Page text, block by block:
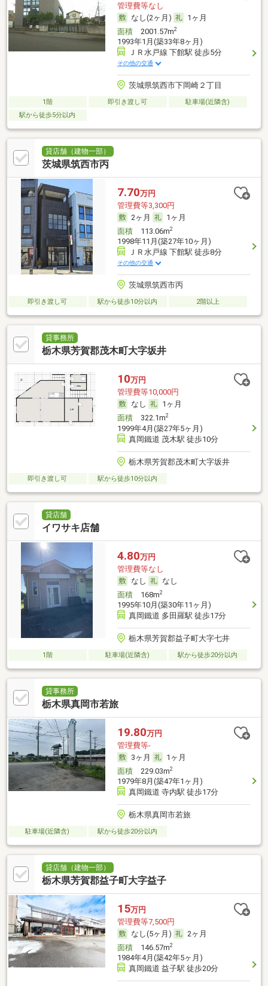
管理費等なし
なし(2ヶ月)
1ヶ月
面積2001.57m2
1993年1月(築33年8ヶ月)
ＪＲ水戸線 下館駅 徒歩5分
その他の交通
茨城県筑西市下岡崎２丁目
1階 即引き渡し可
駐車場(近隣含)
駅から徒歩5分以内
貸店舗（建物一部）
茨城県筑西市丙
7.70万円
管理費等3,300円
2ヶ月
1ヶ月
面積113.06m2
1998年11月(築27年10ヶ月)
ＪＲ水戸線 下館駅 徒歩8分
その他の交通
茨城県筑西市丙
即引き渡し可 駅から徒歩10分以内 2階以上
貸事務所
栃木県芳賀郡茂木町大字坂井
10万円
管理費等10,000円
なし
1ヶ月
面積322.1m2
1999年4月(築27年5ヶ月)
真岡鐵道 茂木駅 徒歩10分
栃木県芳賀郡茂木町大字坂井
即引き渡し可 駅から徒歩10分以内
貸店舗
イワサキ店舗
4.80万円
管理費等なし
なし
なし
面積168m2
1995年10月(築30年11ヶ月)
真岡鐵道 多田羅駅 徒歩17分
栃木県芳賀郡益子町大字七井
1階 駐車場(近隣含) 駅から徒歩20分以内
貸事務所
栃木県真岡市若旅
19.80万円
管理費等-
3ヶ月
1ヶ月
面積229.03m2
1979年8月(築47年1ヶ月)
真岡鐵道 寺内駅 徒歩17分
栃木県真岡市若旅
駐車場(近隣含) 駅から徒歩20分以内
貸店舗（建物一部）
栃木県芳賀郡益子町大字益子
15万円
管理費等7,500円
なし(5ヶ月)
2ヶ月
面積146.57m2
1984年4月(築42年5ヶ月)
真岡鐵道 益子駅 徒歩20分